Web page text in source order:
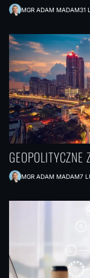
MGR ADAM MADAM31
MGR ADAM MADAM7